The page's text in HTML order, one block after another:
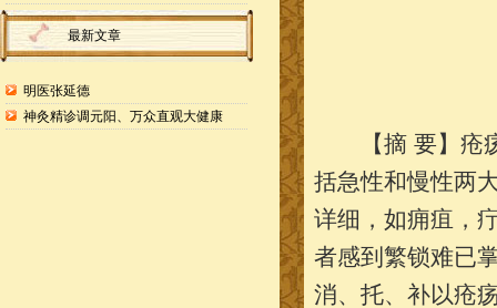
最新文章
明医张延德
神灸精诊调元阳、万众直观大健康
【摘 要】疮疡
括急性和慢性两
详细，如痈疽，
者感到繁锁难已
消、托、补以疮